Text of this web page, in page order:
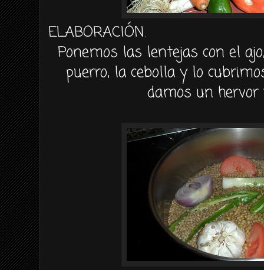
ELABORACIÓN.
Ponemos las lentejas con el
puerro, la cebolla y lo
damos un